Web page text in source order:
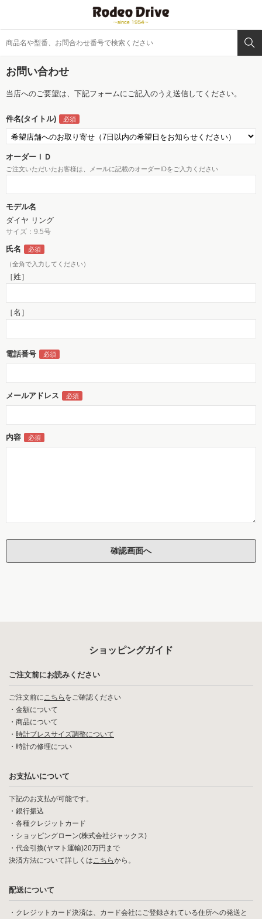
お問い合わせ
当店へのご要望は、下記フォームにご記入のうえ送信してください。
件名(タイトル)
オーダーＩＤ
ご注文いただいたお客様は、メールに記載のオーダーIDをご入力ください
モデル名
ダイヤ リング
サイズ：9.5号
氏名
（全角で入力してください）
［姓］
［名］
電話番号
メールアドレス
内容
ショッピングガイド
ご注文前にお読みください
ご注文前にこちら をご確認ください
・ 金額について
・ 商品について
・ 時計ブレスサイズ調整について
・ 時計の修理につい
お支払いについて
下記のお支払が可能です。
・銀行振込
・各種クレジットカード
・ショッピングローン(株式会社ジャックス)
・代金引換(ヤマト運輸)20万円まで
決済方法について詳しくはこちらから。
配送について
・クレジットカード決済は、カード会社にご登録されている住所への発送と